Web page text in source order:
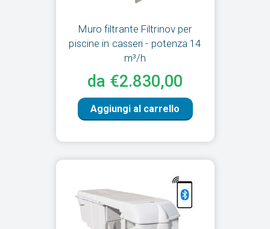
Muro filtrante Filtrinov per
piscine in casseri - potenza 14
m³/h
da €2.830,00
Aggiungi al carrello